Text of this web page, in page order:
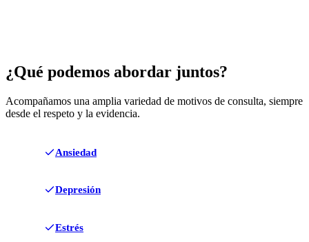
¿Qué podemos abordar juntos?
Acompañamos una amplia variedad de motivos de consulta, siempre
desde el respeto y la evidencia.
Ansiedad
Depresión
Estrés